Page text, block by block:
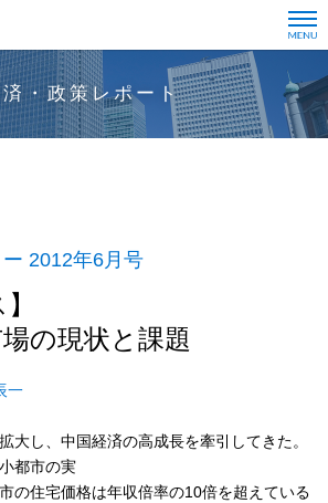
・政策レポート
2012年6月号
の現状と課題
一
大し、中国経済の高成長を牽引してきた。
都市の実
の住宅価格は年収倍率の10倍を超えている